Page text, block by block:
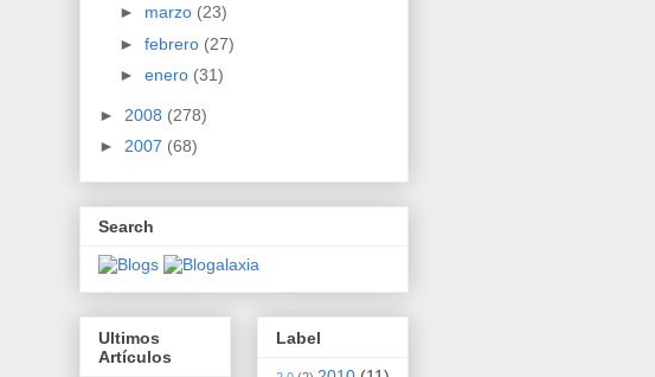
► marzo (23)
► febrero (27)
► enero (31)
► 2008 (278)
► 2007 (68)
Search
Ultimos
Artículos
Label